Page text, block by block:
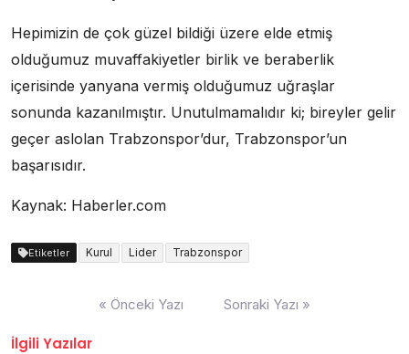
Hepimizin de çok güzel bildiği üzere elde etmiş
olduğumuz muvaffakiyetler birlik ve beraberlik
içerisinde yanyana vermiş olduğumuz uğraşlar
sonunda kazanılmıştır. Unutulmamalıdır ki; bireyler gelir
geçer aslolan Trabzonspor’dur, Trabzonspor’un
başarısıdır.
Kaynak: Haberler.com
Etiketler Kurul Lider Trabzonspor
« Önceki Yazı Sonraki Yazı »
İlgili Yazılar